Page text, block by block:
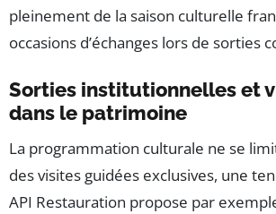
pleinement de la saison culturelle
occasions d’échanges lors de sorties
Sorties institutionnelles et
dans le patrimoine
La programmation culturale ne se
des visites guidées exclusives, une
API Restauration propose par